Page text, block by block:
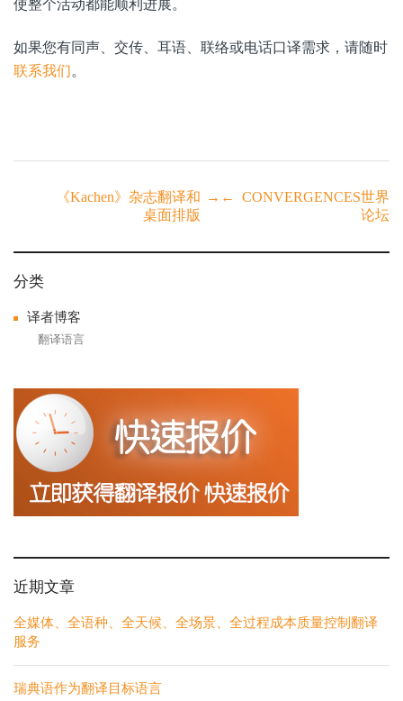
使整个活动都能顺利进展。
如果您有同声、交传、耳语、联络或电话口译需求，请随时
联系我们。
Post
navigation
←
CONVERGENCES世界
论坛
《Kachen》杂志翻译和
桌面排版
→
分类
译者博客
翻译语言
近期文章
全媒体、全语种、全天候、全场景、全过程成本质量控制翻译
服务
瑞典语作为翻译目标语言